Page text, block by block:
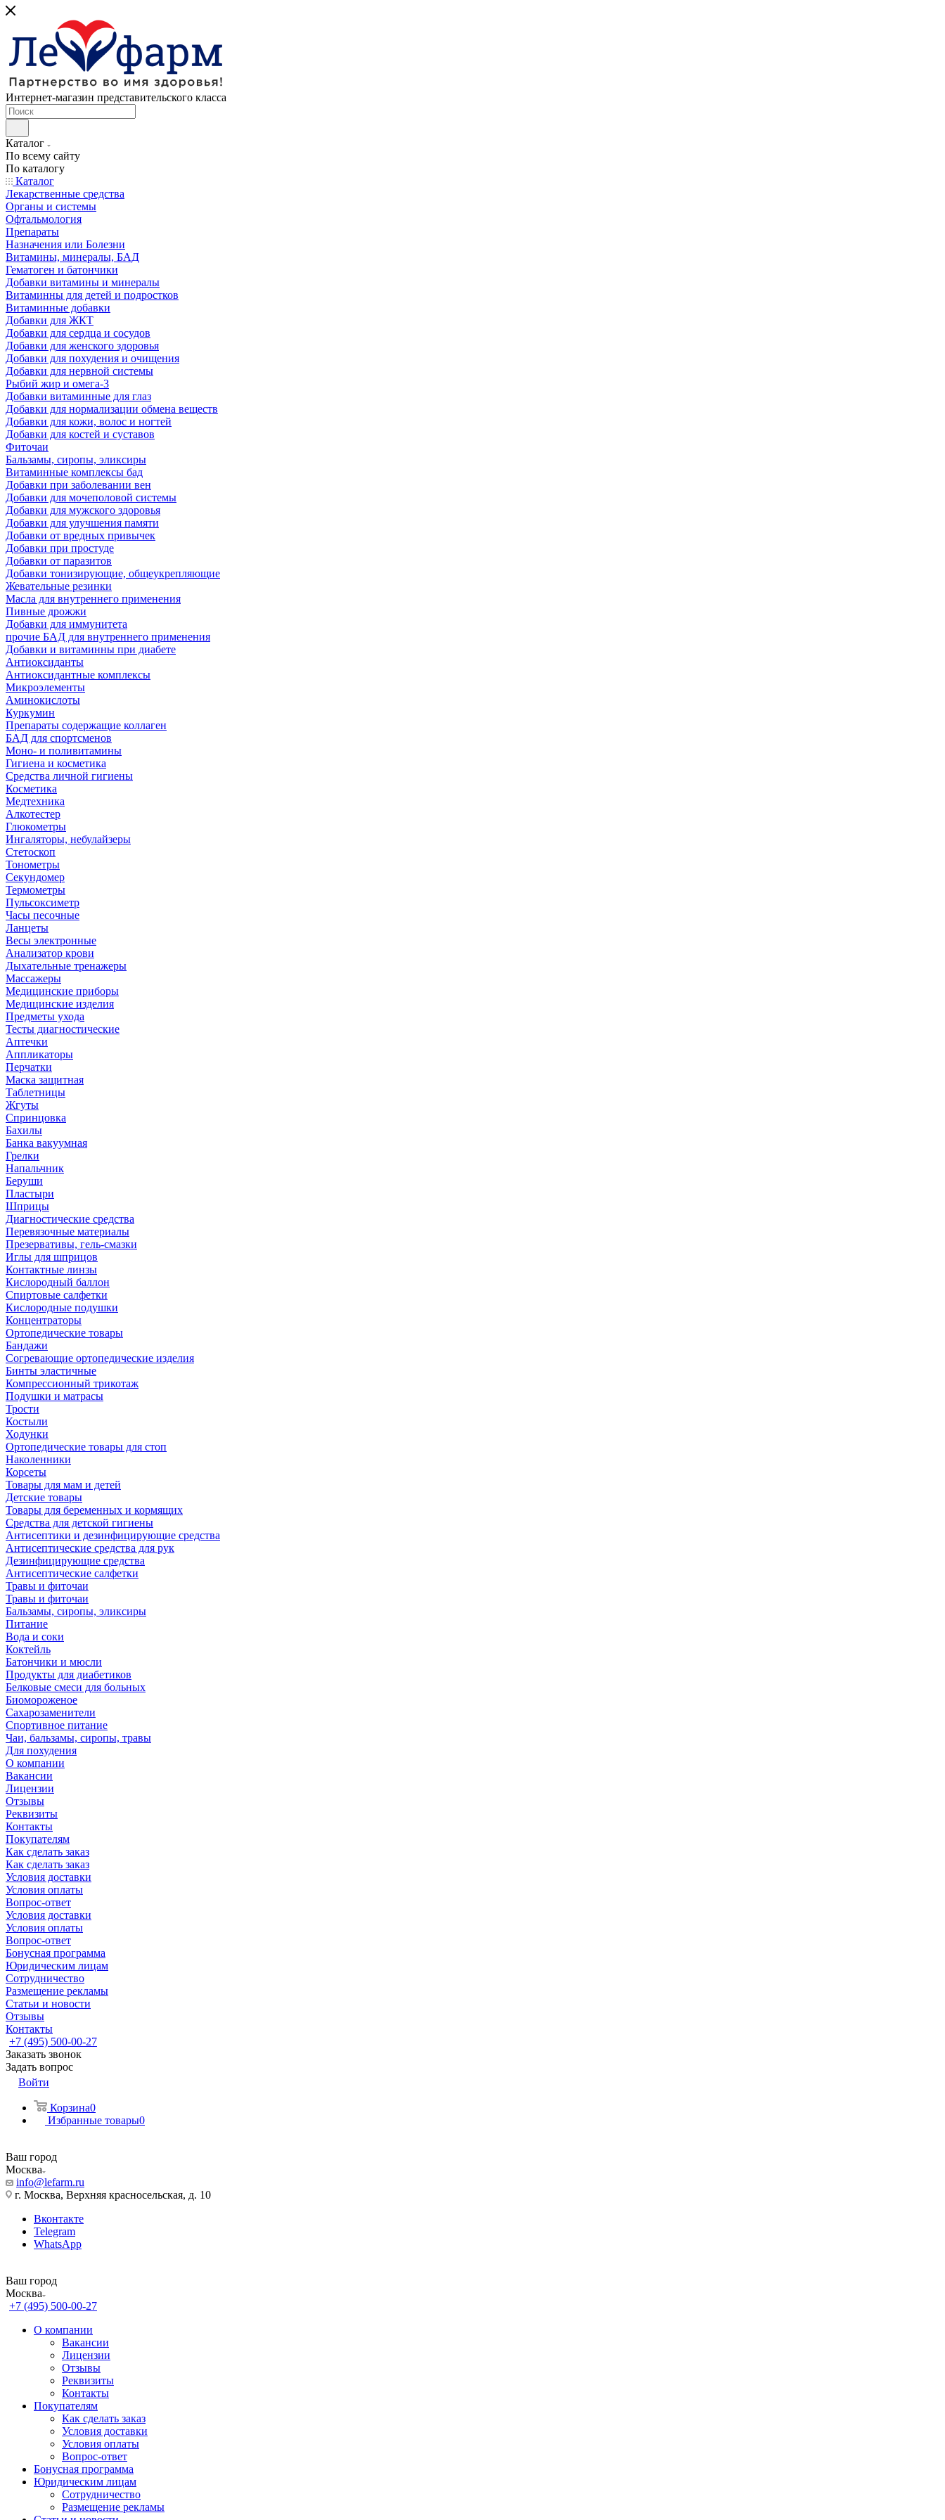
Интернет-магазин представительского класса
Каталог
По всему сайту
По каталогу
Каталог
Лекарственные средства
Органы и системы
Офтальмология
Препараты
Назначения или Болезни
Витамины, минералы, БАД
Гематоген и батончики
Добавки витамины и минералы
Витаминны для детей и подростков
Витаминные добавки
Добавки для ЖКТ
Добавки для сердца и сосудов
Добавки для женского здоровья
Добавки для похудения и очищения
Добавки для нервной системы
Рыбий жир и омега-3
Добавки витаминные для глаз
Добавки для нормализации обмена веществ
Добавки для кожи, волос и ногтей
Добавки для костей и суставов
Фиточаи
Бальзамы, сиропы, эликсиры
Витаминные комплексы бад
Добавки при заболевании вен
Добавки для мочеполовой системы
Добавки для мужского здоровья
Добавки для улучшения памяти
Добавки от вредных привычек
Добавки при простуде
Добавки от паразитов
Добавки тонизирующие, общеукрепляющие
Жевательные резинки
Масла для внутреннего применения
Пивные дрожжи
Добавки для иммунитета
прочие БАД для внутреннего применения
Добавки и витаминны при диабете
Антиоксиданты
Антиоксидантные комплексы
Микроэлементы
Аминокислоты
Куркумин
Препараты содержащие коллаген
БАД для спортсменов
Моно- и поливитамины
Гигиена и косметика
Средства личной гигиены
Косметика
Медтехника
Алкотестер
Глюкометры
Ингаляторы, небулайзеры
Стетоскоп
Тонометры
Секундомер
Термометры
Пульсоксиметр
Часы песочные
Ланцеты
Весы электронные
Анализатор крови
Дыхательные тренажеры
Массажеры
Медицинские приборы
Медицинские изделия
Предметы ухода
Тесты диагностические
Аптечки
Аппликаторы
Перчатки
Маска защитная
Таблетницы
Жгуты
Спринцовка
Бахилы
Банка вакуумная
Грелки
Напальчник
Беруши
Пластыри
Шприцы
Диагностические средства
Перевязочные материалы
Презервативы, гель-смазки
Иглы для шприцов
Контактные линзы
Кислородный баллон
Спиртовые салфетки
Кислородные подушки
Концентраторы
Ортопедические товары
Бандажи
Согревающие ортопедические изделия
Бинты эластичные
Компрессионный трикотаж
Подушки и матрасы
Трости
Костыли
Ходунки
Ортопедические товары для стоп
Наколенники
Корсеты
Товары для мам и детей
Детские товары
Товары для беременных и кормящих
Средства для детской гигиены
Антисептики и дезинфицирующие средства
Антисептические средства для рук
Дезинфицирующие средства
Антисептические салфетки
Травы и фиточаи
Травы и фиточаи
Бальзамы, сиропы, эликсиры
Питание
Вода и соки
Коктейль
Батончики и мюсли
Продукты для диабетиков
Белковые смеси для больных
Биомороженое
Сахарозаменители
Спортивное питание
Чаи, бальзамы, сиропы, травы
Для похудения
О компании
Вакансии
Лицензии
Отзывы
Реквизиты
Контакты
Покупателям
Как сделать заказ
Как сделать заказ
Условия доставки
Условия оплаты
Вопрос-ответ
Условия доставки
Условия оплаты
Вопрос-ответ
Бонусная программа
Юридическим лицам
Сотрудничество
Размещение рекламы
Статьи и новости
Отзывы
Контакты
+7 (495) 500-00-27
Заказать звонок
Задать вопрос
Войти
Корзина0
Избранные товары0
Ваш город
Москва
info@lefarm.ru
г. Москва, Верхняя красносельская, д. 10
Вконтакте
Telegram
WhatsApp
Ваш город
Москва
+7 (495) 500-00-27
О компании
Вакансии
Лицензии
Отзывы
Реквизиты
Контакты
Покупателям
Как сделать заказ
Условия доставки
Условия оплаты
Вопрос-ответ
Бонусная программа
Юридическим лицам
Сотрудничество
Размещение рекламы